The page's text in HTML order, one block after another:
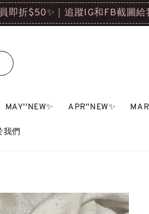
即折$50✨｜追蹤IG和FB截圖給
MAY''NEW✨ APR''NEW✨
我們